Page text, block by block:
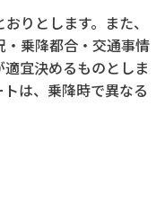
りとします。また、
乗降都合・交通事情
宜決めるものとしま
は、乗降時で異なる